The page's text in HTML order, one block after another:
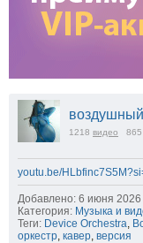
1218 видео 865
youtu.be/
Добавлено: 6 июня 2026
Категория: Музыка и
Теги: Device Orchestra
оркестр кавер версия